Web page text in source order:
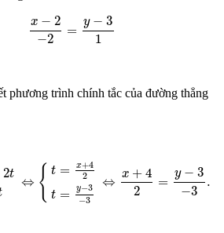
x − 2
−2
=
y − 3
1
phương trình chính tắc của đường thẳng
2t
⇔ { t = x+4
2
t = y−3
−3
⇔
x + 4
2
=
y − 3
−3
.